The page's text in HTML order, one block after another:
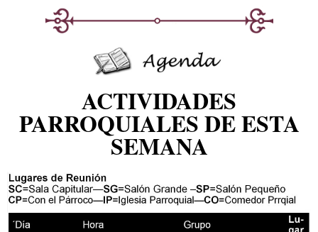
ACTIVIDADES
PARROQUIALES DE ESTA
SEMANA